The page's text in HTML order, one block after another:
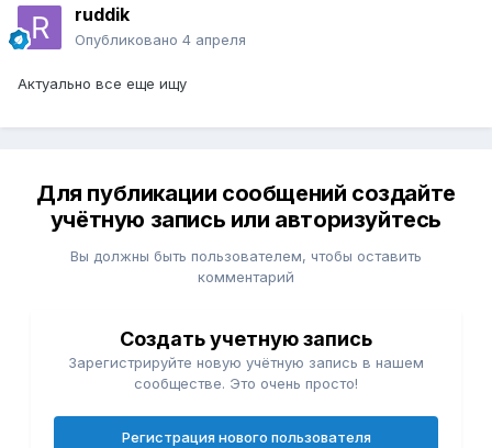
ruddik
Опубликовано 4 апреля
Актуально все еще ищу
Для публикации сообщений создайте
учётную запись или авторизуйтесь
Вы должны быть пользователем, чтобы оставить
комментарий
Создать учетную запись
Зарегистрируйте новую учётную запись в нашем
сообществе. Это очень просто!
Регистрация нового пользователя